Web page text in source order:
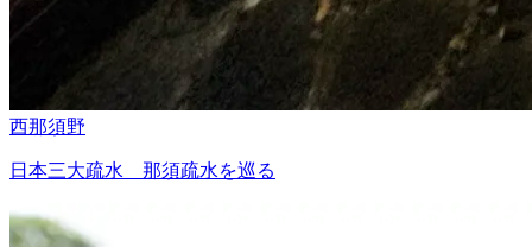
西那須野
日本三大疏水 那須疏水を巡る